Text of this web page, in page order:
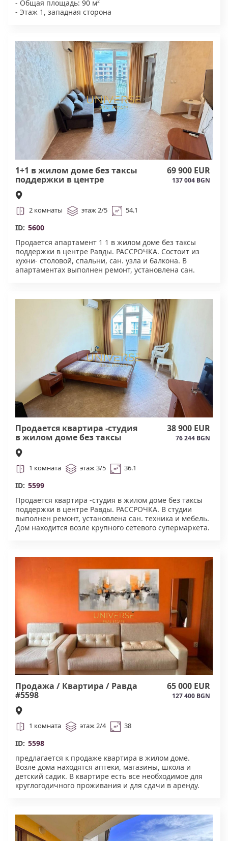
- Общая площадь: 90 м²
- Этаж 1, западная сторона
Преимущества комплекса:
- Современная архитектура
- Бассейн, видеонаблюдение
- Уличная парковка
- Чистая, ухоженная зона, рестораны, фитнес,
маркеты, бассейн
- Комплекс круглый год
- пляж, 5-7 минут пешком
- Ток бытовой ,акт 16#5636
1+1 в жилом доме без таксы
поддержки в центре
РавдыРАССРОЧКА#5600
69 900 EUR
137 004 BGN
2 комнаты этаж 2/5 54.1
ID: 5600
Продается апартамент 1 1 в жилом доме без таксы
поддержки в центре Равды. РАССРОЧКА. Состоит из
кухни- столовой, спальни, сан. узла и балкона. В
апартаментах выполнен ремонт, установлена сан.
Свободный паркинг. Подходит для круглогодичного
проживания и сдачи в аренду. Первый взнос - 34950
евро, остаток при получении акта 16.#5600
Продается квартира -студия
в жилом доме без таксы
поддержки в центре Равды.
РАССРОЧКА.#5599
38 900 EUR
76 244 BGN
1 комната этаж 3/5 36.1
ID: 5599
Продается квартира -студия в жилом доме без таксы
поддержки в центре Равды. РАССРОЧКА. В студии
выполнен ремонт, установлена сан. техника и мебель.
Дом находится возле крупного сетевого супермаркета.
евро, остаток при получении акта 16.#5599
Продажа / Квартира / Равда
#5598
65 000 EUR
127 400 BGN
1 комната этаж 2/4 38
ID: 5598
предлагается к продаже квартира в жилом доме.
Возле дома находятся аптеки, магазины, школа и
детский садик. В квартире есть все необходимое для
круглогодичного проживания и для сдачи в аренду.